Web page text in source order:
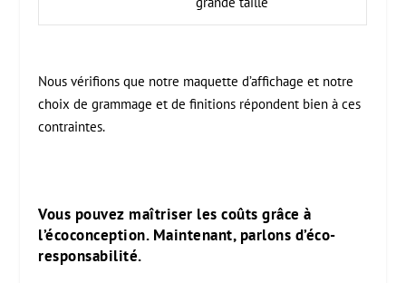
Nous vérifions que notre maquette d’affichage et notre
choix de grammage et de finitions répondent bien à ces
contraintes.
Vous pouvez maîtriser les coûts grâce à
l’écoconception. Maintenant, parlons d’éco-
responsabilité.